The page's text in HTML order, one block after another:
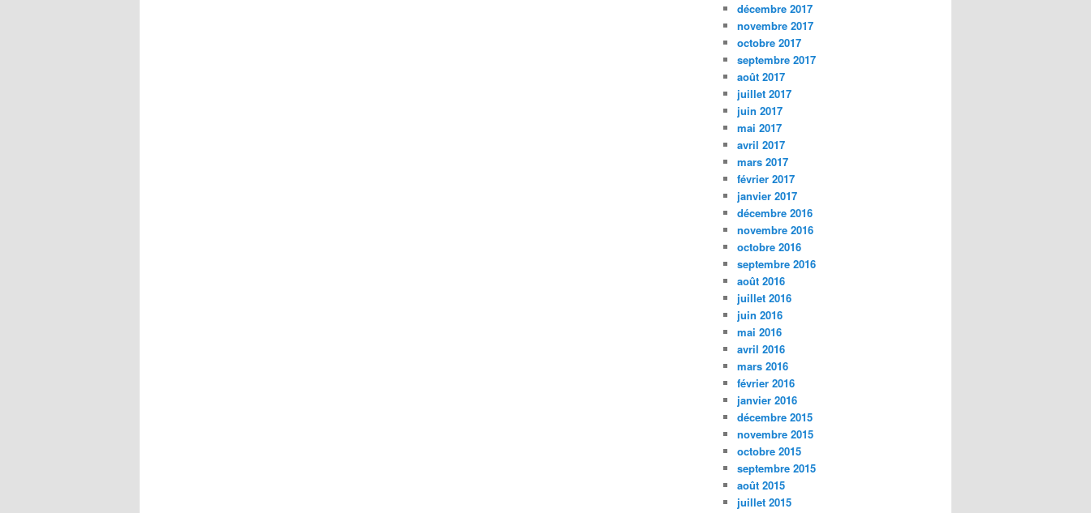
décembre 2017
novembre 2017
octobre 2017
septembre 2017
août 2017
juillet 2017
juin 2017
mai 2017
avril 2017
mars 2017
février 2017
janvier 2017
décembre 2016
novembre 2016
octobre 2016
septembre 2016
août 2016
juillet 2016
juin 2016
mai 2016
avril 2016
mars 2016
février 2016
janvier 2016
décembre 2015
novembre 2015
octobre 2015
septembre 2015
août 2015
juillet 2015